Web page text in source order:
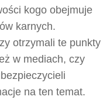
kogo obejmuje
karnych.
otrzymali te punkty
w mediach, czy
na ten temat.